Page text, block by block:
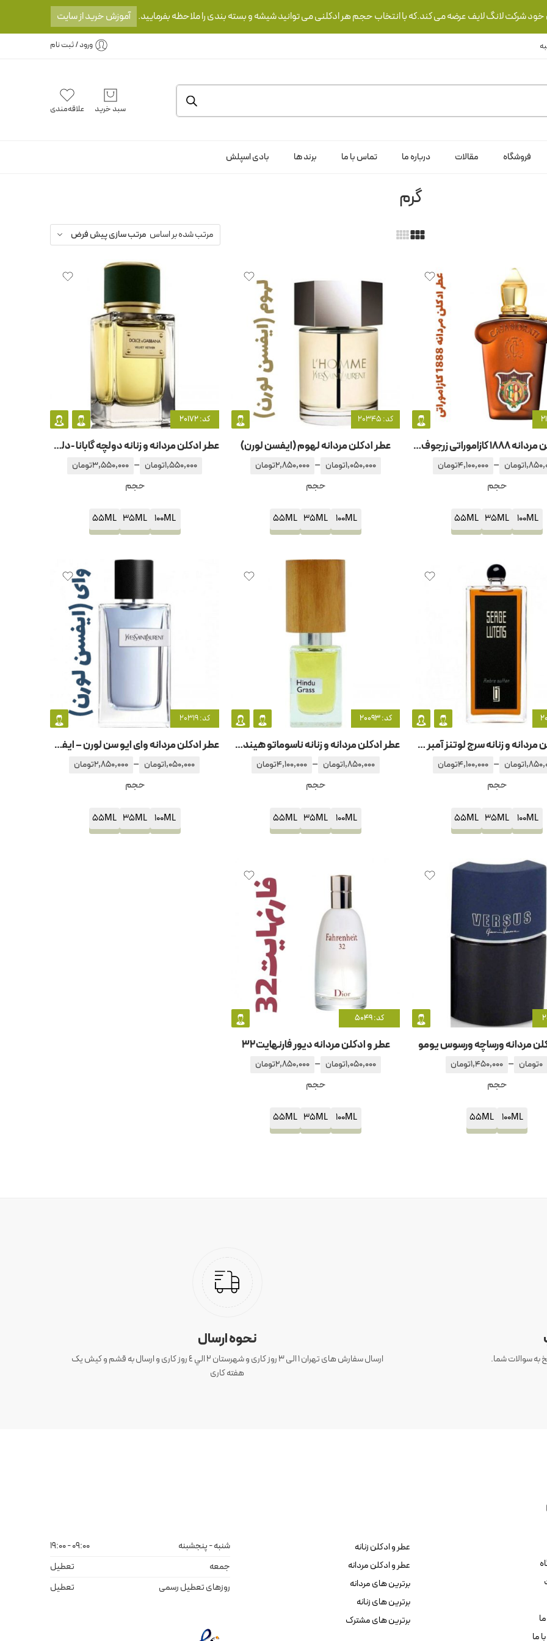
شرکت لانگ لایف عرضه می کند.که با انتخاب حجم هر ادکلنی می توانید شیشه و بسته بندی را ملاحظه بفرمایید. آموزش خرید از سایت
ورود / ثبت نام
سبد خرید علاقه‌مندی
فروشگاه مقالات درباره ما تماس با ما برند ها بادی اسپلش
گرم
مرتب شده بر اساس مرتب سازی پیش فرض
عطر ادکلن مردانه 1888 کازاموراتی زرجوف-زرژف
تومان –
4,100,000تومان
حجم
100ML
35ML
55ML
کد: 20345
عطر ادکلن مردانه لهوم (ایفسن لورن)
1,050,000تومان –
2,850,000تومان
حجم
100ML
35ML
55ML
کد: 20172
عطر ادکلن مردانه و زنانه دولچه گابانا -دلچه گابانا ولوت وتیور
1,550,000تومان –
3,550,000تومان
حجم
100ML
35ML
55ML
عطر ادکلن مردانه و زنانه سرج لوتنز آمبر سلطان
تومان –
4,100,000تومان
حجم
100ML
35ML
55ML
کد: 20093
عطر ادکلن مردانه و زنانه ناسوماتو هیندو گراس
1,850,000تومان –
4,100,000تومان
حجم
100ML
35ML
55ML
کد: 20319
عطر ادکلن مردانه وای ایو سن لورن – ایفسن لورن
1,050,000تومان –
2,850,000تومان
حجم
100ML
35ML
55ML
مردانه ورساچه ورسوس یومو
0تومان –
1,450,000تومان
حجم
100ML
55ML
کد: 5049
عطر و ادکلن مردانه دیور فارنهایت32
1,050,000تومان –
2,850,000تومان
حجم
100ML
35ML
55ML
به سوالات شما.
نحوه ارسال
ارسال سفارش های تهران 1 الی 3 روز کاری و شهرستان ٢ الي ٤ روز کاری و ارسال به قشم و کیش یک
هفته کاری
ما
عطر و ادکلن زنانه
عطر و ادکلن مردانه
برترین های مردانه
برترین های زنانه
برترین های مشترک
شنبه - پنجشبنه
09:00 - 19:00
جمعه
تعطیل
روزهای تعطیل رسمی
تعطیل